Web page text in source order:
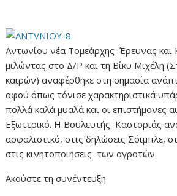
Αντωνίου νέα Τομεάρχης Έρευνας και
μιλώντας στο Δ/Ρ και τη Βίκυ Μιχέλη
καιρών) αναφέρθηκε στη σημασία
αφού όπως τόνισε χαρακτηριστικά
πολλά καλά μυαλά και οι επιστήμονες
Εξωτερικό. Η Βουλευτής Καστοριάς
ασφαλιστικό, στις δηλώσεις Σόιμπλε,
στις κινητοποιήσεις των αγροτών.
Ακούστε τη συνέντευξη